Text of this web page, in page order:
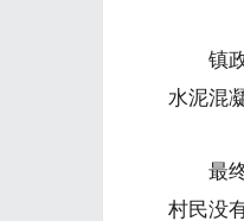
镇政
水泥混
最终
村民没